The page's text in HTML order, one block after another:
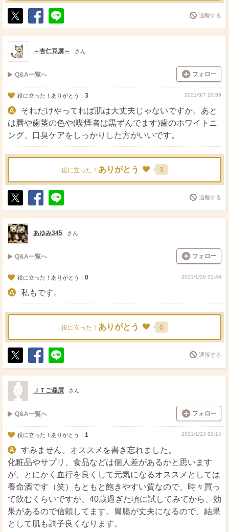
ポ
ス
ト
シ
ェ
送
る
通報する
～杏仁豆腐～ さん
Q&A一覧へ フォロー
役に立った！ありがとう： 3 2021/3/7 20:59
それだけやってれば肌は大丈夫じゃないですか。あと
は唇や歯茎の色や(喫煙者は黒ずんでます)歯のホワイトニ
ング、口臭ケアをしっかりした方がいいです。
役に立った！ ありがとう 3
ポ
ス
ト
シ
ェ
送
る
通報する
あゆみ345 さん
Q&A一覧へ フォロー
役に立った！ありがとう： 0 2021/1/26 01:48
私もです。
役に立った！ ありがとう 0
ポ
ス
ト
シ
ェ
送
る
通報する
ＪＴご贔屓 さん
Q&A一覧へ フォロー
役に立った！ありがとう： 1 2021/1/23 00:14
すみません。オススメを書き忘れました。
化粧品やサプリ、食品などは個人差があるかと思います
が、とにかく血行を良くして元気になるオススメとしては
養命酒です（笑）もともと飽きやすい質なので、時々買っ
て飲むくらいですが、40歳過ぎた頃に試してみてから、効
果があるので信頼してます。胃腸が丈夫になるので、結果
として肌も調子良くなります。